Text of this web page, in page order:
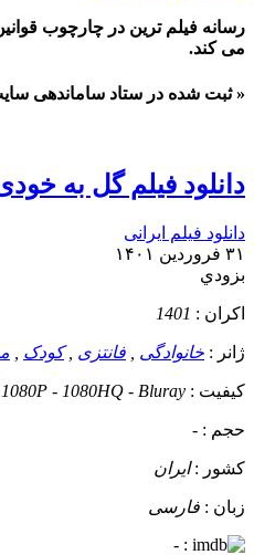
رسانه فیلم ترین در چارچوب
می کند.
« ثبت شده در ستاد ساماندهی
دانلود فیلم گل به
دانلود فیلم ایرانی
۳۱ فروردین ۱۴۰۱
بزودي
اکران : 1401
ژانر : خانوادگی فانتزی ,کودک
کيفيت : - 1080HQ - Bluray
حجم : -
کشور :ایران
زبان : فارسی
:
-